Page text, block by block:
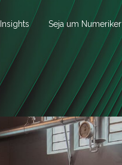
Insights Seja um Numeriker